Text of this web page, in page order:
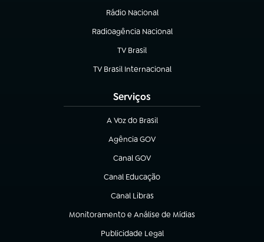
Rádio Nacional
(abre em nova aba)
Radioagência Nacional
(abre em nova aba)
TV Brasil
(abre em nova aba)
TV Brasil Internacional
(abre em nova aba)
Serviços
A Voz do Brasil
(abre em nova aba)
Agência GOV
(abre em nova aba)
Canal GOV
(abre em nova aba)
Canal Educação
(abre em nova aba)
Canal Libras
(abre em nova aba)
Monitoramento e Análise de Mídias
(abre em nova aba)
Publicidade Legal
(abre em nova aba)